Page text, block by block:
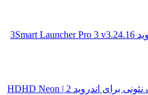
Smart Launcher Pro 3
HD Neon